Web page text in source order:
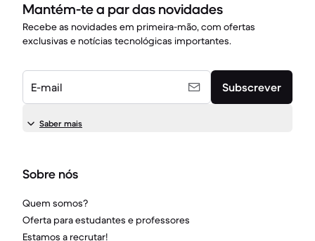
Mantém-te a par das novidades
Recebe as novidades em primeira-mão, com ofertas
exclusivas e notícias tecnológicas importantes.
E-mail Subscrever
Saber mais
Sobre nós
Quem somos?
Oferta para estudantes e professores
Estamos a recrutar!